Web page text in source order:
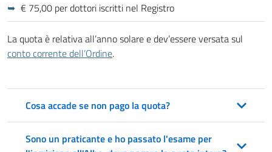
€ 75,00 per dottori iscritti nel Registro
La quota è relativa all’anno solare e dev’essere versata sul
conto corrente dell’Ordine.
Cosa accade se non pago la quota?
Sono un praticante e ho passato l'esame per